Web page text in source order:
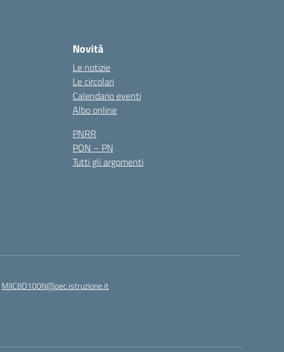
Novità
Le notizie
Le circolari
Calendario eventi
Albo online
PNRR
PON – PN
Tutti gli argomenti
MIIC8D100N@pec.istruzione.it